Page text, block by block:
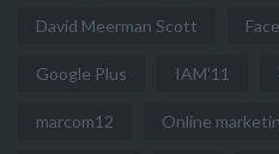
David Meerman Scott
Google Plus IAM'11
marcom12 Online